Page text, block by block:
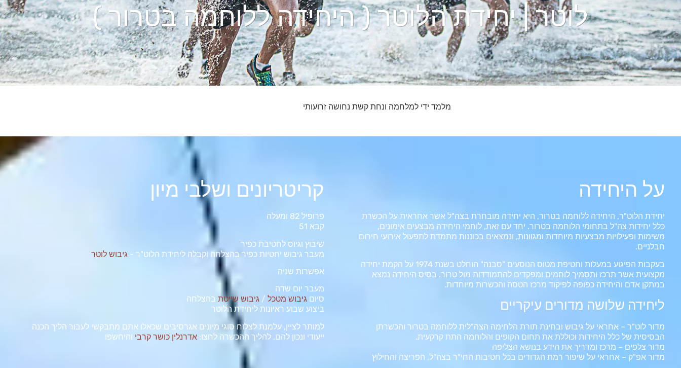
לוטר | יחידת הלוטר ( היחידה ללוחמה בטרור )
מלמד ידי למלחמה ונחת קשת נחושה זרועותי
על היחידה
יחידת הלוט"ר, היחידה ללוחמה בטרור, היא יחידה מובחרת בצה"ל אשר אחראית על הכשרת
כלל יחידות צה"ל בתחומי הלוחמה בטרור. יחד עם זאת, לוחמי היחידה מבצעים אימונים,
משימות ופעילויות מבצעיות מיוחדות ומגוונות, ונמצאים בכוננות מתמדת לתפעול אירועי חירום
חבלניים.
בעקבות הפיגוע במעלות וחטיפת מטוס הנוסעים "סבנה" הוחלט בשנת 1974 על הקמת יחידה
מקצועית אשר תרכז ותסמיך לוחמים ומפקדים להתמודדות מול טרור. בסיס היחידה נמצא
במתקן אדם והיחידה כפופה לפיקוד מרכז הטסה והכשרות מיוחדות.
ליחידה שלושה מדורים עיקריים
מדור לוט"ר – אחראי על גיבוש ובחינת תורת הלחימה הצה"לית ללוחמה בטרור והכשרתן
הבסיסית של כלל היחידות וכוללת את תחום הקופים והלוחמה התת קרקעית.
מדור צלפים – מרכז ומדריך את הידע בנושא הצליפה
מדור אפ"ק – אחראי על שיפור רמת הגדודים בכל חטיבות החי"ר בצה"ל, הפריצה והחילוץ
קריטריונים ושלבי מיון
פרופיל 82 ומעלה
קבא 51
שיבוץ וגיוס לחטיבת כפיר
מעבר גיבוש יחטיות כפיר בהצלחה וקבלה ליחידת הלוט"ר ­- גיבוש לוטר
אפשרות שניה
מעבר יום שדה
סיום גיבוש מטכל / גיבוש שייטת בהצלחה
ביצוע שבוע ראיונות ליחידת הלוטר
למותר לציין, עלמנת לצלוח סוגי מיונים אגרסיבים שכאלו אתם מתבקשי לעבור הליך הכנה
ייעודי ונכון להם, להליך ההכשרה לחצו: אדרנלין כושר קרבי והיחשפו